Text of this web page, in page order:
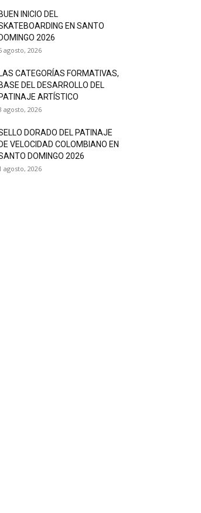
BUEN INICIO DEL
EN SANTO
DOMINGO 2026
agosto, 2026
LAS CATEGORÍAS FORMATIVAS,
BASE DEL DESARROLLO DEL
PATINAJE ARTÍSTICO
agosto, 2026
DORADO DEL PATINAJE
DE VELOCIDAD COLOMBIANO EN
DOMINGO 2026
agosto, 2026